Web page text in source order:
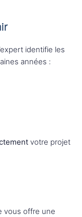
identifie les
années :
votre projet
vous offre une